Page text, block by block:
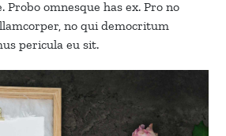
omnesque has ex. Pro no
no qui democritum
pericula eu sit.